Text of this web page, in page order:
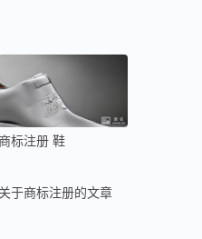
标注册 鞋
关于商标注册的文章